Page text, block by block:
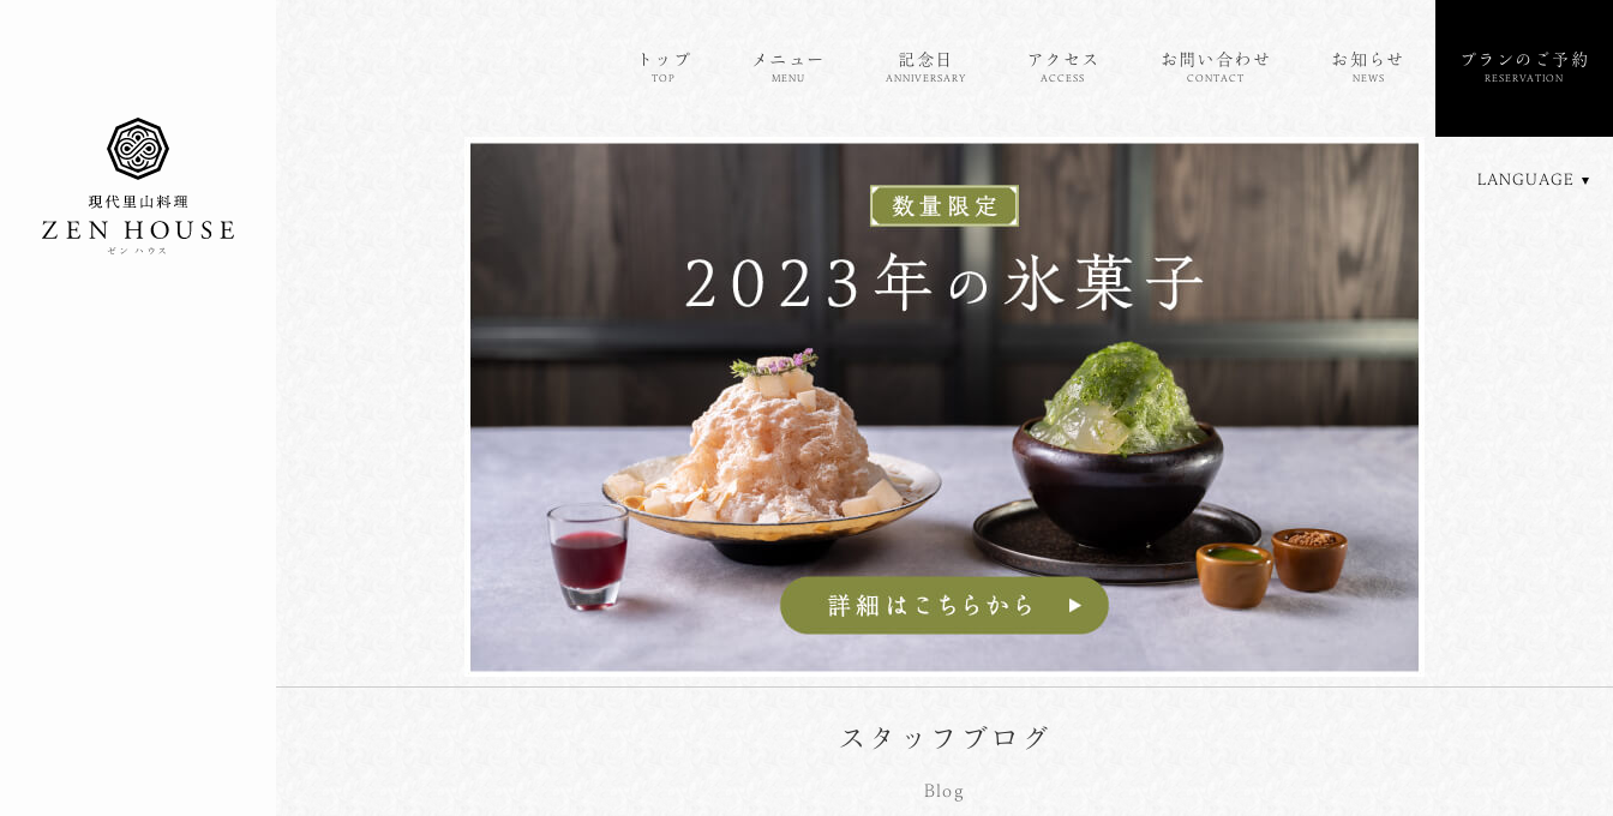
ゼン ハウス
トップ
TOP
メニュー
MENU
記念日
ANNIVERSARY
アクセス
ACCESS
お問い合わせ
CONTACT
お知らせ
NEWS
プランのご予約
RESERVATION
LANGUAGE
スタッフブログ
Blog